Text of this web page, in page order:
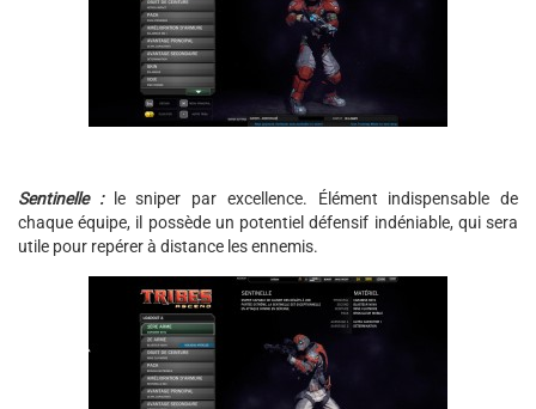
Sentinelle :
le sniper par excellence. Élément indispensable de
chaque équipe, il possède un potentiel défensif indéniable, qui sera
utile pour repérer à distance les ennemis.